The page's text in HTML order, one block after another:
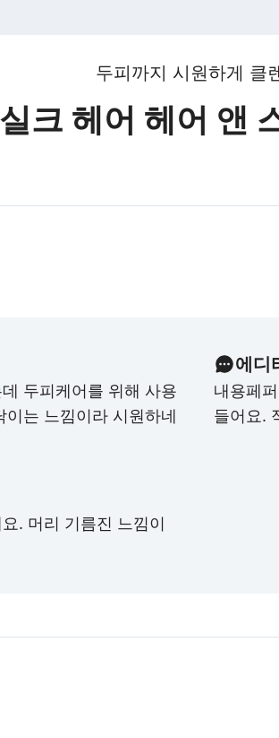
두피까지 시원하게 클
크 헤어 헤어 앤
두피케어를 위해 사용
는 느낌이라 시원하네
에디
내용페
들어요.
. 머리 기름진 느낌이